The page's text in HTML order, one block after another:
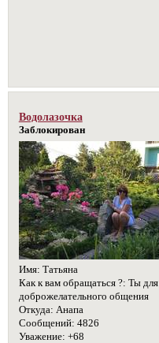
Водолазочка
Заблокирован
Имя: Татьяна
Как к вам обращаться ?: Ты для
доброжелательного общения
Откуда: Анапа
Сообщений: 4826
Уважение: +68